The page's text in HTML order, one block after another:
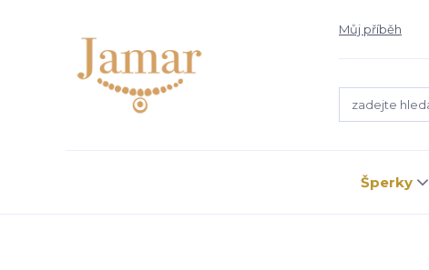
Můj příběh
Šperky